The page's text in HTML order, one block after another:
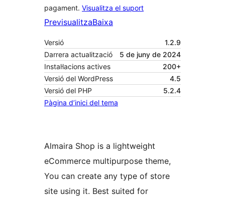
pagament. Visualitza el suport
PrevisualitzaBaixa
Versió
1.2.9
Darrera actualització
5 de juny de 2024
Instal·lacions actives
200+
Versió del WordPress
4.5
Versió del PHP
5.2.4
Pàgina d’inici del tema
Almaira Shop is a lightweight
eCommerce multipurpose theme,
You can create any type of store
site using it. Best suited for